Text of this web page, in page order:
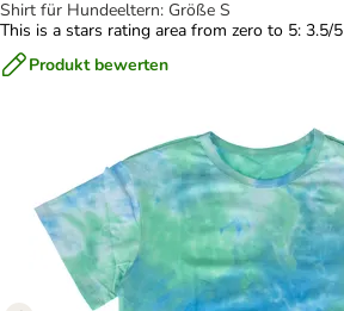
Shirt für Hundeeltern: Größe S
This is a stars rating area from zero to 5: 3.5/5
Produkt bewerten